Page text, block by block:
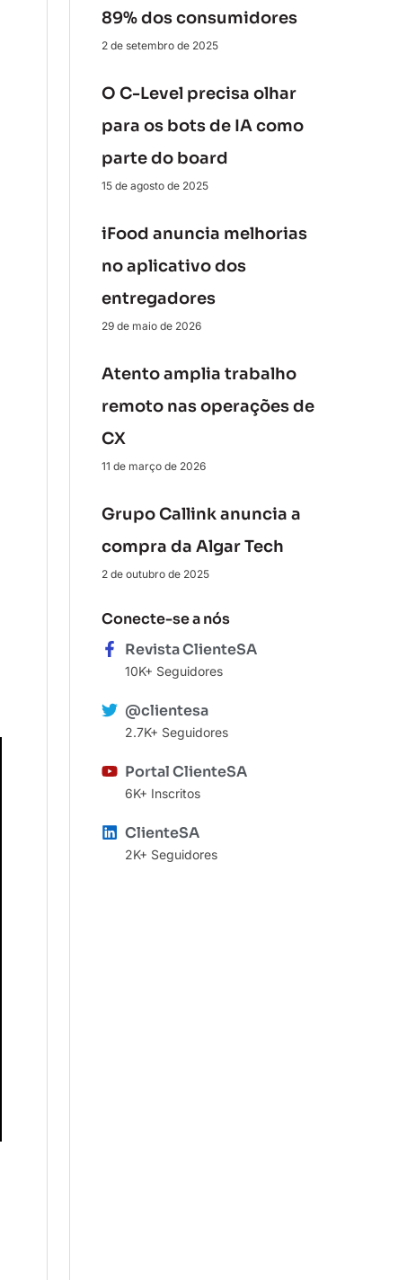
89% dos consumidores
2 de setembro de 2025
O C-Level precisa olhar
para os bots de IA como
parte do board
15 de agosto de 2025
iFood anuncia melhorias
no aplicativo dos
entregadores
29 de maio de 2026
Atento amplia trabalho
remoto nas operações de
CX
11 de março de 2026
Grupo Callink anuncia a
compra da Algar Tech
2 de outubro de 2025
Conecte-se a nós
Revista ClienteSA
10K+ Seguidores
@clientesa
2.7K+ Seguidores
Portal ClienteSA
6K+ Inscritos
ClienteSA
2K+ Seguidores